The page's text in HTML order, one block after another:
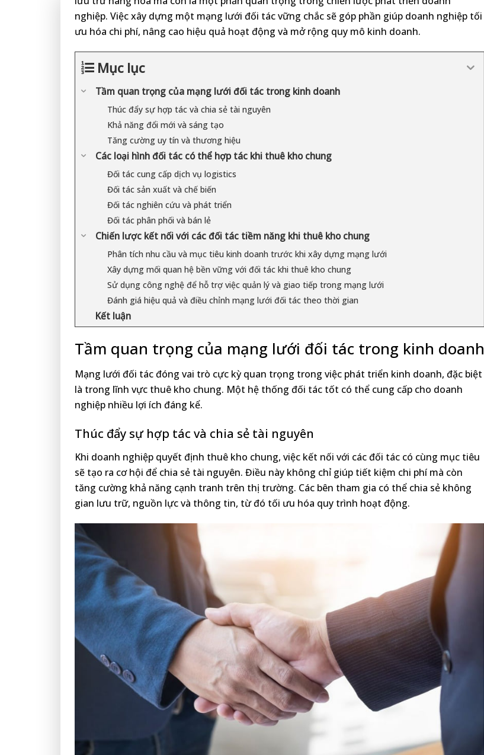
nghiệp. Việc xây dựng một mạng lưới đối tác vững chắc sẽ góp phần giúp doanh nghiệp tối
ưu hóa chi phí, nâng cao hiệu quả hoạt động và mở rộng quy mô kinh doanh.
Mục lục
Tầm quan trọng của mạng lưới đối tác trong kinh doanh
Thúc đẩy sự hợp tác và chia sẻ tài nguyên
Khả năng đổi mới và sáng tạo
Tăng cường uy tín và thương hiệu
Các loại hình đối tác có thể hợp tác khi thuê kho chung
Đối tác cung cấp dịch vụ logistics
Đối tác sản xuất và chế biến
Đối tác nghiên cứu và phát triển
Đối tác phân phối và bán lẻ
Chiến lược kết nối với các đối tác tiềm năng khi thuê kho chung
Phân tích nhu cầu và mục tiêu kinh doanh trước khi xây dựng mạng lưới
Xây dựng mối quan hệ bền vững với đối tác khi thuê kho chung
Sử dụng công nghệ để hỗ trợ việc quản lý và giao tiếp trong mạng lưới
Đánh giá hiệu quả và điều chỉnh mạng lưới đối tác theo thời gian
Kết luận
Tầm quan trọng của mạng lưới đối tác trong kinh doanh
Mạng lưới đối tác đóng vai trò cực kỳ quan trọng trong việc phát triển kinh doanh, đặc biệt
là trong lĩnh vực thuê kho chung. Một hệ thống đối tác tốt có thể cung cấp cho doanh
nghiệp nhiều lợi ích đáng kể.
Thúc đẩy sự hợp tác và chia sẻ tài nguyên
Khi doanh nghiệp quyết định thuê kho chung, việc kết nối với các đối tác có cùng mục tiêu
sẽ tạo ra cơ hội để chia sẻ tài nguyên. Điều này không chỉ giúp tiết kiệm chi phí mà còn
tăng cường khả năng cạnh tranh trên thị trường. Các bên tham gia có thể chia sẻ không
gian lưu trữ, nguồn lực và thông tin, từ đó tối ưu hóa quy trình hoạt động.